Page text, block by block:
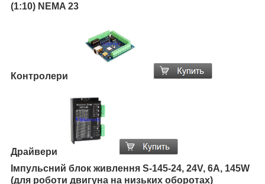
(1:10) NEMA 23
Контролери
Драйвери
Імпульсний блок живлення S-145-24, 24V, 6A, 145W
(для роботи двигуна на низьких оборотах)